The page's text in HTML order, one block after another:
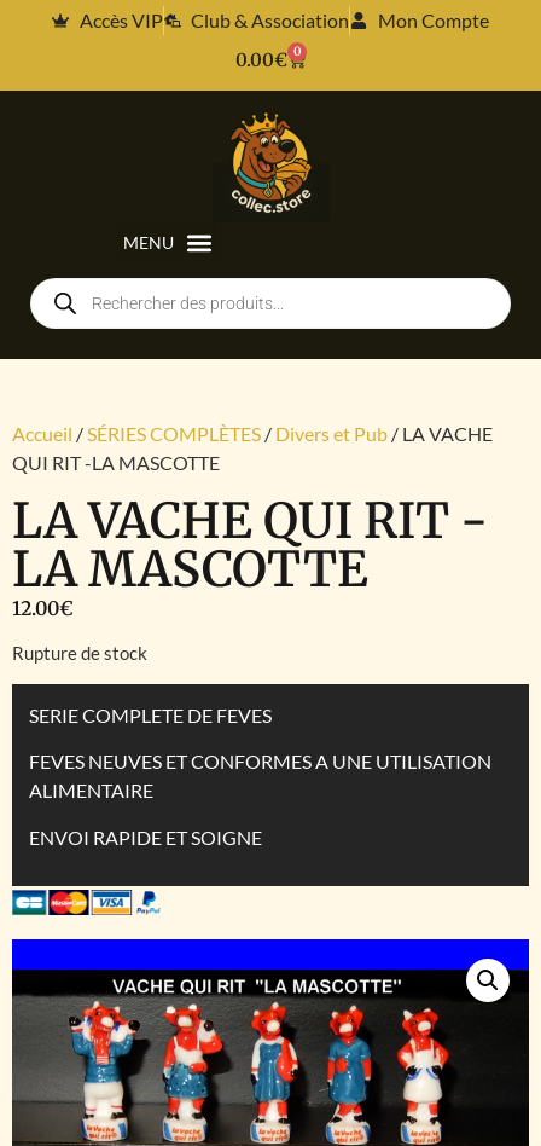
Accès VIP Club & Association
Mon Compte
0.00€ 0
Accueil /SÉRIES COMPLÈTES / Divers et Pub / LA VACHE
QUI RIT -LA MASCOTTE
LA VACHE QUI RIT -
LA MASCOTTE
12.00€
Rupture de stock
SERIE COMPLETE DE FEVES
FEVES NEUVES ET CONFORMES A UNE UTILISATION
ALIMENTAIRE
ENVOI RAPIDE ET SOIGNE